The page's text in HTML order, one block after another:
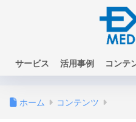
サービス 活用事例 コンテ
ホーム コンテンツ